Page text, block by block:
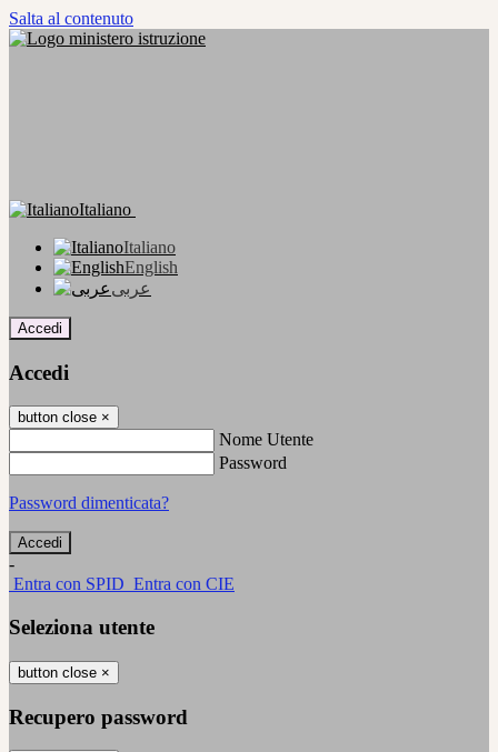
Salta al contenuto
Italiano
Italiano
English
عربى
Accedi
Accedi
button close ×
Nome Utente
Password
Password dimenticata?
-
Entra con SPID Entra con CIE
Seleziona utente
button close ×
Recupero password